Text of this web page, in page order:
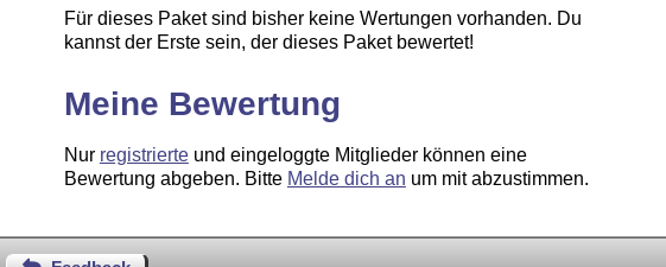
Für dieses Paket sind bisher keine Wertungen vorhanden. Du
kannst der Erste sein, der dieses Paket bewertet!
Meine Bewertung
Nur registrierteund eingeloggte Mitglieder können eine
Bewertung abgeben. Bitte Melde dich an um mit abzustimmen.